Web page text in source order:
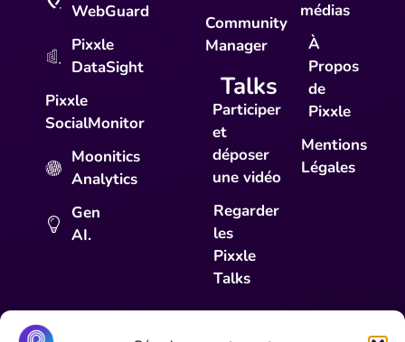
WebGuard
Pixxle
DataSight
Pixxle
SocialMonitor
Moonitics
Analytics
Gen
AI.
Community
Manager
Talks
Participer
et
déposer
une vidéo
Regarder
les
Pixxle
Talks
médias
À
Propos
de
Pixxle
Mentions
Légales